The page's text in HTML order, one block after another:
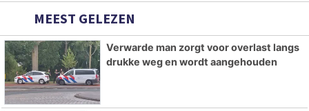
MEEST GELEZEN
Verwarde man zorgt voor overlast langs
drukke weg en wordt aangehouden